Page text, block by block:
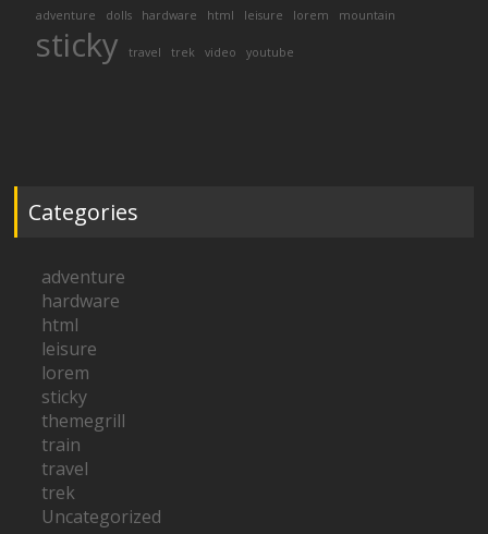
adventure dolls hardware html leisure lorem mountain
sticky travel trek video youtube
Categories
adventure
hardware
html
leisure
lorem
sticky
themegrill
train
travel
trek
Uncategorized